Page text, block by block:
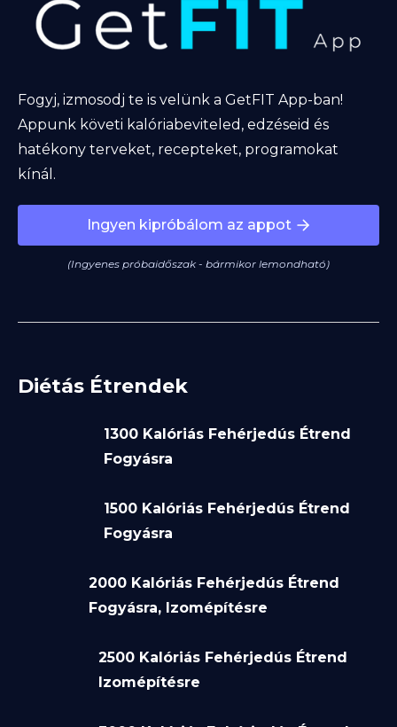
Fogyj, izmosodj te is velünk a GetFIT App-ban!
Appunk követi kalóriabeviteled, edzéseid és
hatékony terveket, recepteket, programokat
kínál.
Ingyen kipróbálom az appot
(Ingyenes próbaidőszak - bármikor lemondható)
Diétás Étrendek
1300 Kalóriás Fehérjedús Étrend
Fogyásra
1500 Kalóriás Fehérjedús Étrend
Fogyásra
2000 Kalóriás Fehérjedús Étrend
Fogyásra, Izomépítésre
2500 Kalóriás Fehérjedús Étrend
Izomépítésre